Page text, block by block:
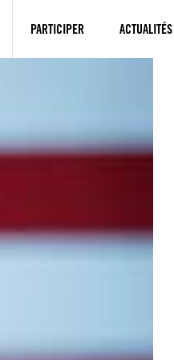
PARTICIPER ACTUALITÉS